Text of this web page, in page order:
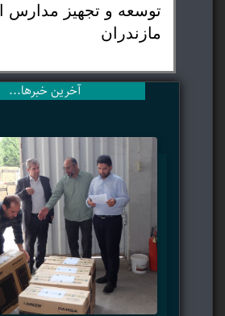
توسعه و تجهیز مدارس
مازندران
آخرین خبرها...